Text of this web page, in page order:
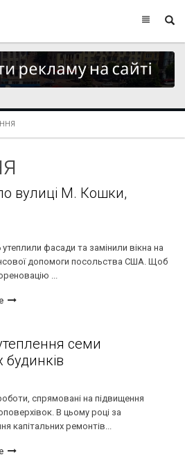
вулиці М. Кошки,
фасади та замінили вікна на
допомоги посольства США. Щоб
...
семи
будинків
спрямовані на підвищення
В цьому році за
капітальних ремонтів...